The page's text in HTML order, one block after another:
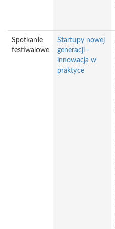
Spotkanie
festiwalowe
Startupy nowej
generacji -
innowacja w
praktyce